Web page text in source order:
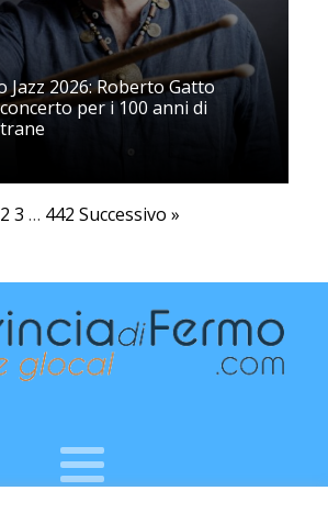
Jazz 2026: Roberto Gatto
per i 100 anni di
2 3 … 442 Successivo »